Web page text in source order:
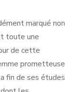
marqué non
toute une
de cette
prometteuse
fin de ses études